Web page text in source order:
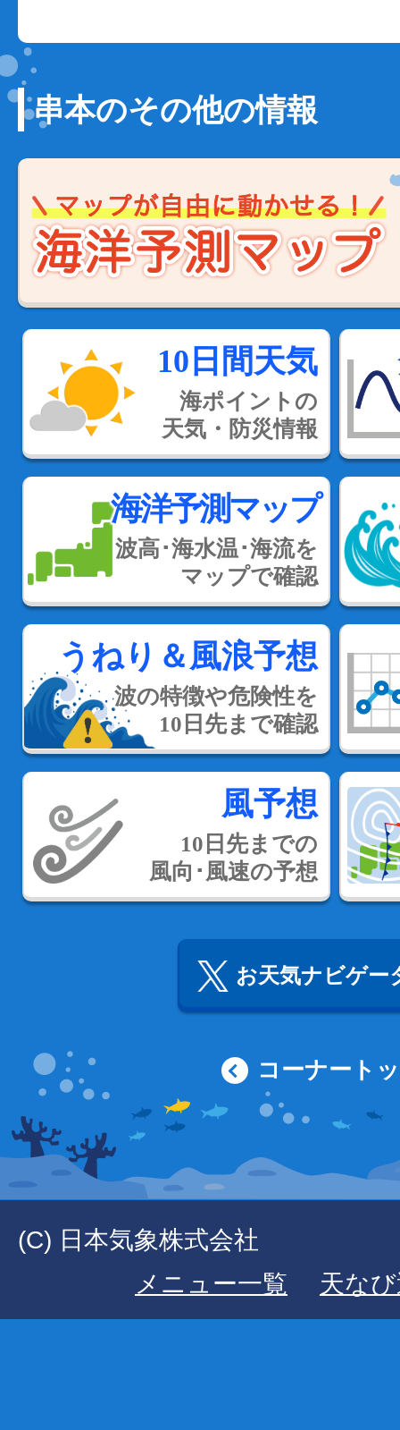
串本のその他の情報
10日間天気
海ポイントの
天気・防災情報
海洋予測マップ
波高･海水温･海流を
マップで確認
うねり＆風浪予想
波の特徴や危険性を
10日先まで確認
風予想
10日先までの
風向･風速の予想
お天気ナビゲー
コーナート
(C) 日本気象株式会社
メニュー一覧
天な